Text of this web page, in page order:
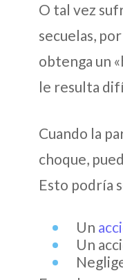
O tal vez
secuelas,
obtenga un
le resulta
Cuando la
choque,
Esto podría
Un
Un